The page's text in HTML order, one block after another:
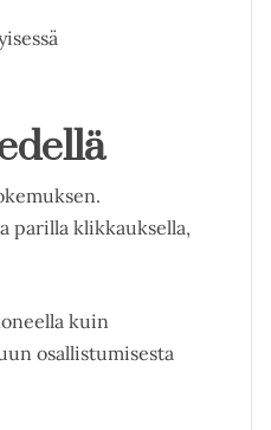
parilla klikkauksella,
kuin
osallistumisesta